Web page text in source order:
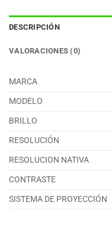
DESCRIPCIÓN
VALORACIONES (0)
MARCA
MODELO
BRILLO
RESOLUCIÓN
RESOLUCION NATIVA
CONTRASTE
SISTEMA DE PROYECCIÓN